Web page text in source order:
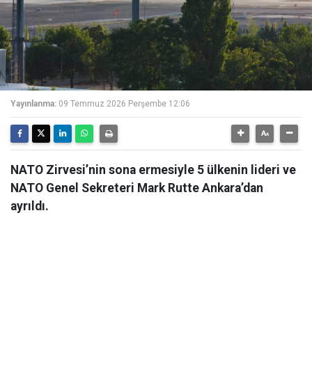
Yayınlanma: 09 Temmuz 2026 Perşembe 12:06
NATO Zirvesi’nin sona ermesiyle 5 ülkenin lideri ve
NATO Genel Sekreteri Mark Rutte Ankara’dan
ayrıldı.